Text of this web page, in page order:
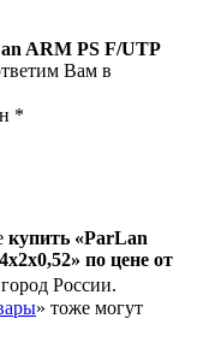
ARM PS F/UTP
Вам в
*
купить «ParLan
по цене от
России.
» тоже могут